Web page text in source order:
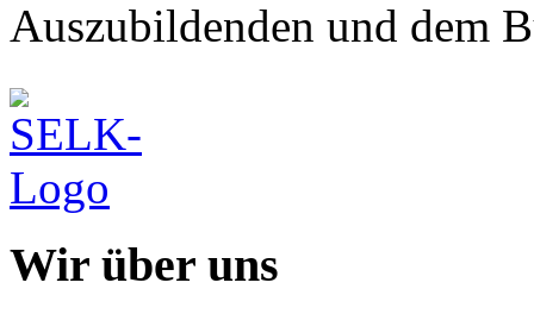
Auszubildenden und dem
Wir über uns